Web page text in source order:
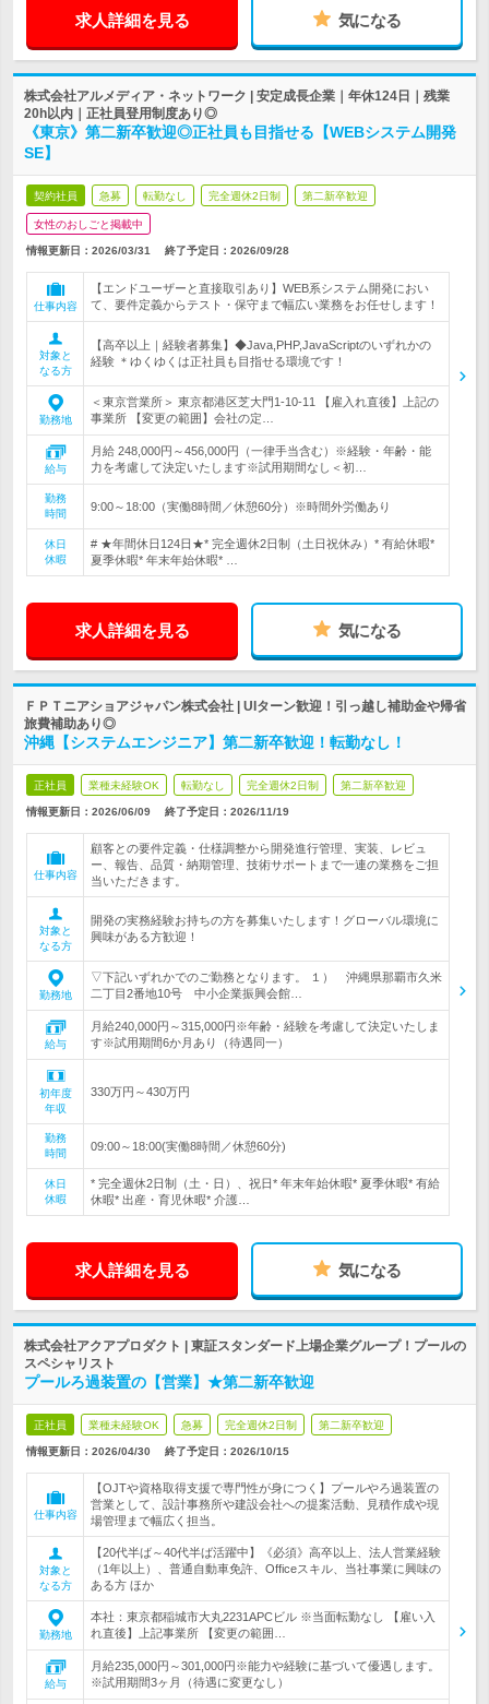
求人詳細を見る 気になる
株式会社アルメディア・ネットワーク | 安定成長企業｜年休124日｜残業
20h以内｜正社員登用制度あり◎
《東京》第二新卒歓迎◎正社員も目指せる【WEBシステム開発
SE】
契約社員 急募 転勤なし 完全週休2日制 第二新卒歓迎
女性のおしごと掲載中
情報更新日：2026/03/31 終了予定日： 2026/09/28
仕事内容
【エンドユーザーと直接取引あり】WEB系システム開発におい
て、要件定義からテスト・保守まで幅広い業務をお任せします！
対象と
なる方
【高卒以上｜経験者募集】◆Java,PHP,JavaScriptのいずれかの
経験 ＊ゆくゆくは正社員も目指せる環境です！
勤務地
＜東京営業所＞ 東京都港区芝大門1-10-11 【雇入れ直後】上記の
事業所 【変更の範囲】会社の定…
給与
月給 248,000円～456,000円（一律手当含む）※経験・年齢・能
力を考慮して決定いたします※試用期間なし＜初…
勤務
時間
9:00～18:00（実働8時間／休憩60分）※時間外労働あり
休日
休暇
# ★年間休日124日★* 完全週休2日制（土日祝休み）* 有給休暇*
夏季休暇* 年末年始休暇* …
求人詳細を見る 気になる
ＦＰＴニアショアジャパン株式会社 | UIターン歓迎！引っ越し補助金や帰省
旅費補助あり◎
沖縄【システムエンジニア】第二新卒歓迎！転勤なし！
正社員 業種未経験OK 転勤なし 完全週休2日制 第二新卒歓迎
情報更新日：2026/06/09 終了予定日： 2026/11/19
仕事内容
顧客との要件定義・仕様調整から開発進行管理、実装、レビュ
ー、報告、品質・納期管理、技術サポートまで一連の業務をご担
当いただきます。
対象と
なる方
開発の実務経験お持ちの方を募集いたします！グローバル環境に
興味がある方歓迎！
勤務地
▽下記いずれかでのご勤務となります。 １） 沖縄県那覇市久米
二丁目2番地10号 中小企業振興会館…
給与
月給240,000円～315,000円※年齢・経験を考慮して決定いたしま
す※試用期間6か月あり（待遇同一）
初年度
年収
330万円～430万円
勤務
時間
09:00～18:00(実働8時間／休憩60分)
休日
休暇
* 完全週休2日制（土・日）、祝日* 年末年始休暇* 夏季休暇* 有給
休暇* 出産・育児休暇* 介護…
求人詳細を見る 気になる
株式会社アクアプロダクト | 東証スタンダード上場企業グループ！プールの
スペシャリスト
プールろ過装置の【営業】★第二新卒歓迎
正社員 業種未経験OK 急募 完全週休2日制 第二新卒歓迎
情報更新日：2026/04/30 終了予定日： 2026/10/15
仕事内容
【OJTや資格取得支援で専門性が身につく】プールやろ過装置の
営業として、設計事務所や建設会社への提案活動、見積作成や現
場管理まで幅広く担当。
対象と
なる方
【20代半ば～40代半ば活躍中】《必須》高卒以上、法人営業経験
（1年以上）、普通自動車免許、Officeスキル、当社事業に興味の
ある方 ほか
勤務地
本社：東京都稲城市大丸2231APCビル ※当面転勤なし 【雇い入
れ直後】上記事業所 【変更の範囲…
給与
月給235,000円～301,000円※能力や経験に基づいて優遇します。
※試用期間3ヶ月（待遇に変更なし）